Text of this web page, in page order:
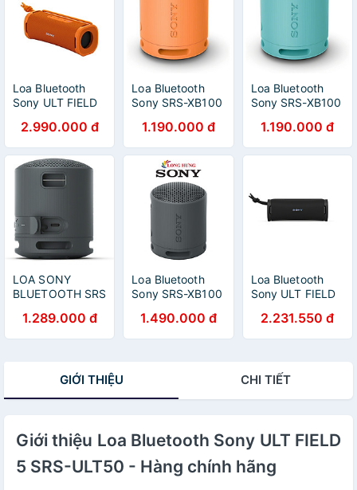
Loa Bluetooth
Sony ULT FIELD
Hàng chính hãng
2.990.000 đ
Loa Bluetooth
Sony SRS-XB100
Hãng
1.190.000 đ
Loa Bluetooth
Sony SRS-XB100
Hãng
1.190.000 đ
LOA SONY
BLUETOOTH SRS
CHÍNH HÃNG
1.289.000 đ
Loa Bluetooth
Sony SRS-XB100
hãng
1.490.000 đ
Loa Bluetooth
Sony ULT FIELD
Hãng
2.231.550 đ
GIỚI THIỆU CHI TIẾT
Giới thiệu Loa Bluetooth Sony ULT FIELD
5 SRS-ULT50 - Hàng chính hãng